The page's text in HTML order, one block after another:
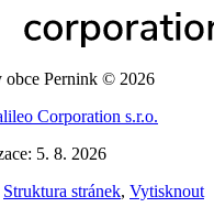
obce Pernink © 2026
Corporation s.r.o.
5. 8. 2026
Struktura stránek, Vytisknout